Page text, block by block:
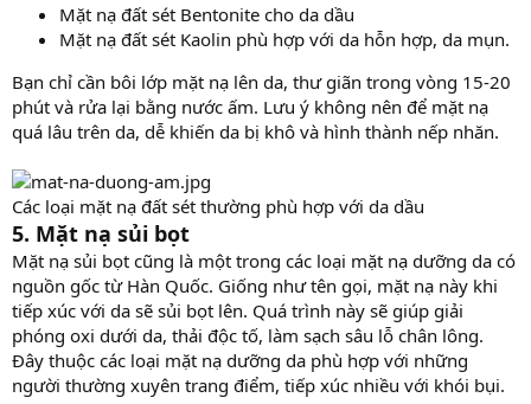
Mặt nạ đất sét Bentonite cho da dầu
Mặt nạ đất sét Kaolin phù hợp với da hỗn hợp, da mụn.
Bạn chỉ cần bôi lớp mặt nạ lên da, thư giãn trong vòng 15-20
phút và rửa lại bằng nước ấm. Lưu ý không nên để mặt nạ
quá lâu trên da, dễ khiến da bị khô và hình thành nếp nhăn.
Các loại mặt nạ đất sét thường phù hợp với da dầu
5. Mặt nạ sủi bọt
Mặt nạ sủi bọt cũng là một trong các loại mặt nạ dưỡng da có
nguồn gốc từ Hàn Quốc. Giống như tên gọi, mặt nạ này khi
tiếp xúc với da sẽ sủi bọt lên. Quá trình này sẽ giúp giải
phóng oxi dưới da, thải độc tố, làm sạch sâu lỗ chân lông.
Đây thuộc các loại mặt nạ dưỡng da phù hợp với những
người thường xuyên trang điểm, tiếp xúc nhiều với khói bụi.